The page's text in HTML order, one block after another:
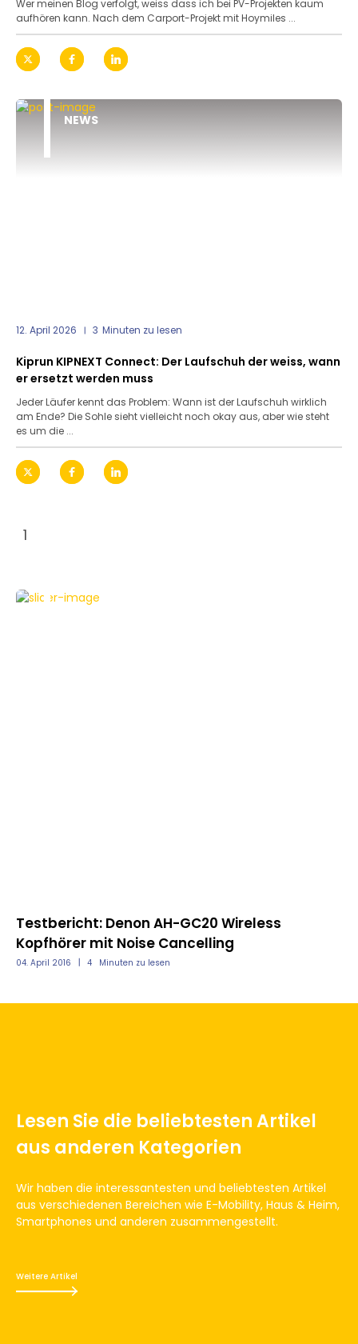
Wer meinen Blog verfolgt, weiss dass ich bei PV-Projekten kaum
aufhören kann. Nach dem Carport-Projekt mit Hoymiles ...
NEWS
12. April 2026 3 Minuten zu lesen
Kiprun KIPNEXT Connect: Der Laufschuh der weiss, wann
er ersetzt werden muss
Jeder Läufer kennt das Problem: Wann ist der Laufschuh wirklich
am Ende? Die Sohle sieht vielleicht noch okay aus, aber wie steht
es um die ...
1
Lesen Sie die beliebtesten Artikel
aus anderen Kategorien
Wir haben die interessantesten und beliebtesten Artikel
aus verschiedenen Bereichen wie E-Mobility, Haus & Heim,
Smartphones und anderen zusammengestellt.
Weitere Artikel
FEATURED
Testbericht: Sennheiser MB 660 Headset:
kabellos & mit aktivem Noise-Cancelling
20. April 2017 5 Minuten zu lesen